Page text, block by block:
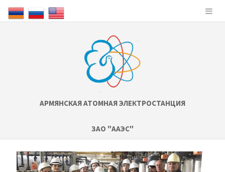
АРМЯНСКАЯ АТОМНАЯ ЭЛЕКТРОСТАНЦИЯ
ЗАО "ААЭС"